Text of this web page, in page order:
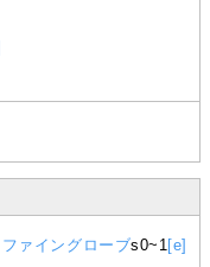
ファイングローブs0~1 [e]